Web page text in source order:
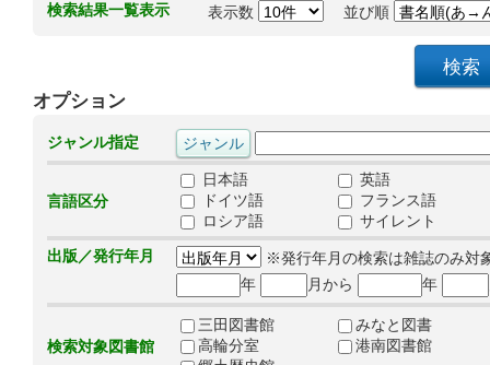
検索結果一覧表示 表示数 並び順
オプション
ジャンル指定
言語区分
日本語
英語
ドイツ語
フランス語
ロシア語
サイレント
出版／発行年月
※発行年月の検索は雑誌のみ対
年
月から 年
検索対象図書館
三田図書館
みなと図書
高輪分室
港南図書館